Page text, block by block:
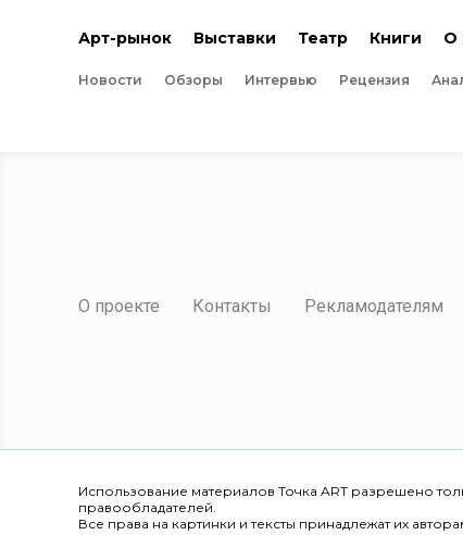
Арт-рынок Выставки Театр Книги О
Новости Обзоры Интервью Рецензия
О проекте Контакты Рекламодателям
Использование материалов Точка ART разрешено
правообладателей.
Все права на картинки и тексты принадлежат их